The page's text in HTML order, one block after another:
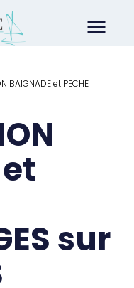
BAIGNADE et PECHE
sur